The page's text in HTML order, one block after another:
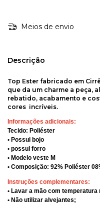
Meios de envio
Descrição
Top Ester fabricado em
que da um charme a peça,
rebatido, acabamento e
cores incríveis.
Informações adicionais:
Tecido: Poliéster
• Possui bojo
• possui forro
• Modelo veste M
• Composição: 92% Poliéster
Instruções complementares:
• Lavar a mão com temperatura
• Não utilizar alvejantes;